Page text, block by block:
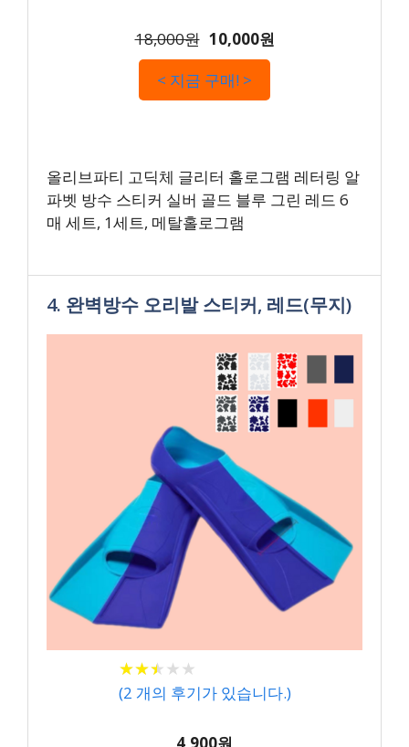
18,000원 10,000원
< 지금 구매! >
올리브파티 고딕체 글리터 홀로그램 레터링 알
파벳 방수 스티커 실버 골드 블루 그린 레드 6
매 세트, 1세트, 메탈홀로그램
4. 완벽방수 오리발 스티커, 레드(무지)
★★★ ★ ★
★★★ ★ ★
(2 개의 후기가 있습니다.)